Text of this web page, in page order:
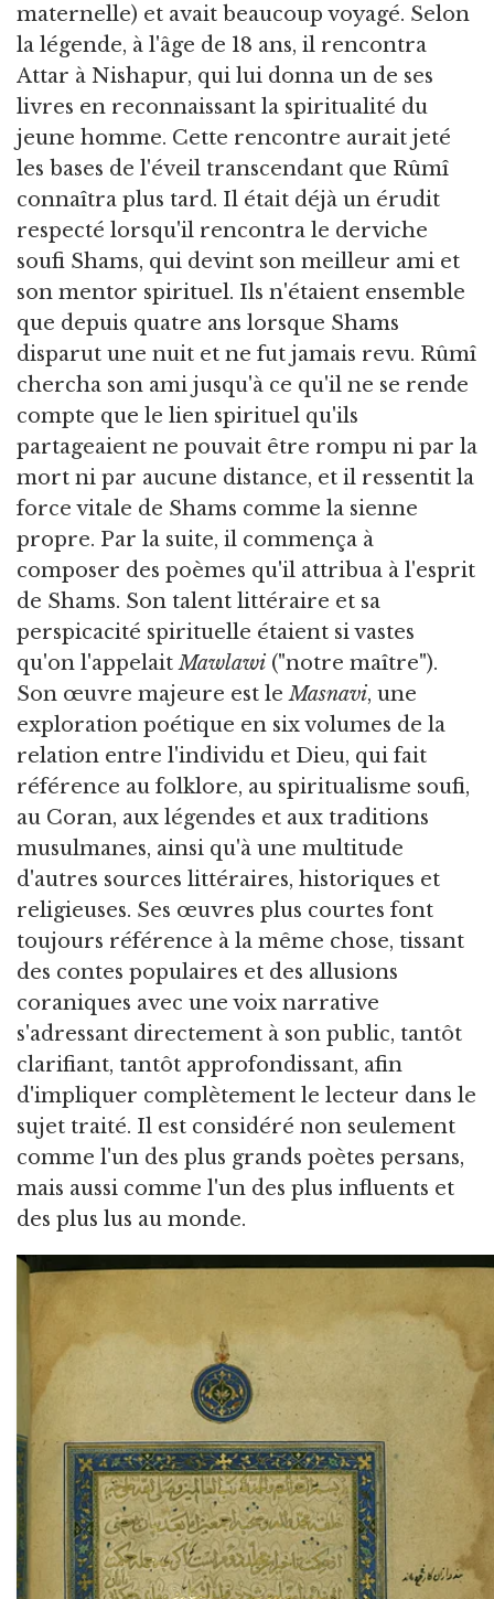
maternelle) et avait beaucoup voyagé. Selon
la légende, à l'âge de 18 ans, il rencontra
Attar à Nishapur, qui lui donna un de ses
livres en reconnaissant la spiritualité du
jeune homme. Cette rencontre aurait jeté
les bases de l'éveil transcendant que Rûmî
connaîtra plus tard. Il était déjà un érudit
respecté lorsqu'il rencontra le derviche
soufi Shams, qui devint son meilleur ami et
son mentor spirituel. Ils n'étaient ensemble
que depuis quatre ans lorsque Shams
disparut une nuit et ne fut jamais revu. Rûmî
chercha son ami jusqu'à ce qu'il ne se rende
compte que le lien spirituel qu'ils
partageaient ne pouvait être rompu ni par la
mort ni par aucune distance, et il ressentit la
force vitale de Shams comme la sienne
propre. Par la suite, il commença à
composer des poèmes qu'il attribua à l'esprit
de Shams. Son talent littéraire et sa
perspicacité spirituelle étaient si vastes
qu'on l'appelaitMawlawi ("notre maître").
Son œuvre majeure est leMasnavi, une
exploration poétique en six volumes de la
relation entre l'individu et Dieu, qui fait
référence au folklore, au spiritualisme soufi,
au Coran, aux légendes et aux traditions
musulmanes, ainsi qu'à une multitude
d'autres sources littéraires, historiques et
religieuses. Ses œuvres plus courtes font
toujours référence à la même chose, tissant
des contes populaires et des allusions
coraniques avec une voix narrative
s'adressant directement à son public, tantôt
clarifiant, tantôt approfondissant, afin
d'impliquer complètement le lecteur dans le
sujet traité. Il est considéré non seulement
comme l'un des plus grands poètes persans,
mais aussi comme l'un des plus influents et
des plus lus au monde.